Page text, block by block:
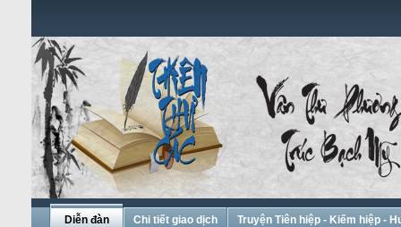
Diễn đàn Chi tiết giao dịch
Truyện Tiên hiệp - Kiếm hiệp -